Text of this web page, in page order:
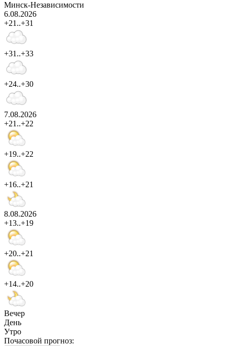
Минск-Независимости
6.08.2026
+21..+31
+31..+33
+24..+30
7.08.2026
+21..+22
+19..+22
+16..+21
8.08.2026
+13..+19
+20..+21
+14..+20
Вечер
День
Утро
Почасовой прогноз: